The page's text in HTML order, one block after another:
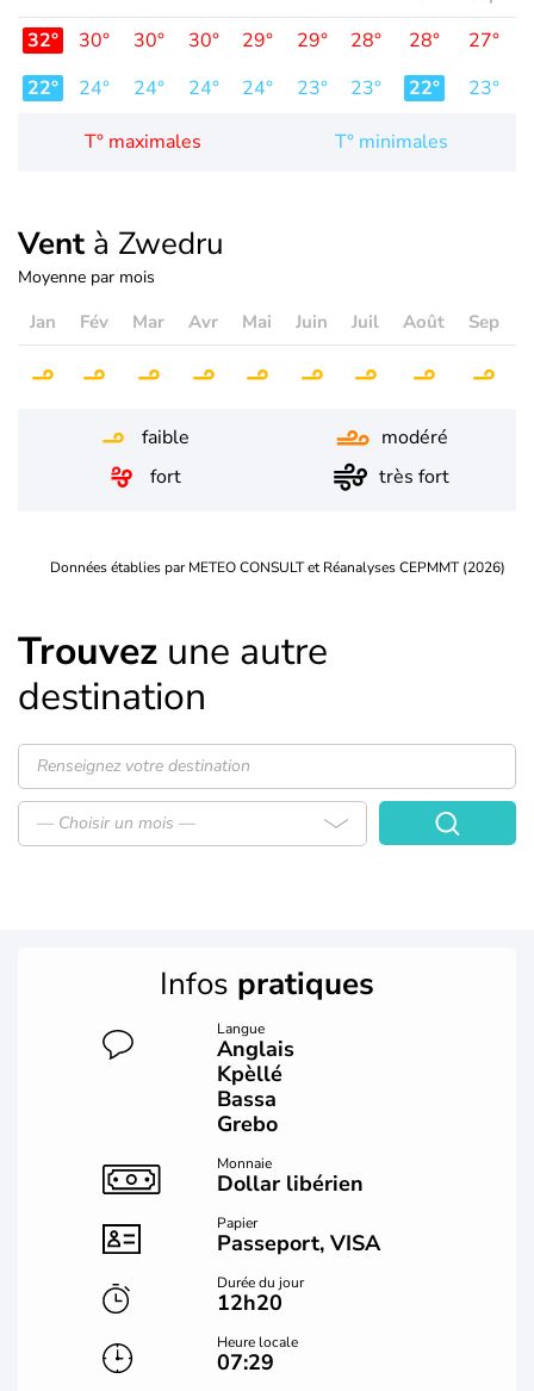
32° 30° 30° 30° 29° 29° 28° 28° 27°
22°
24° 24° 24° 24° 23° 23° 22° 23°
T° maximales T° minimales
Vent à Zwedru
Moyenne par mois
Jan Fév Mar Avr Mai Juin Juil Août Sep
faible
modéré
fort
très fort
Données établies par METEO CONSULT et Réanalyses CEPMMT (2026)
Trouvez une autre
destination
— Choisir un mois —
Infos pratiques
Langue
Anglais
Kpèllé
Bassa
Grebo
Monnaie
Dollar libérien
Papier
Passeport, VISA
Durée du jour
12h20
Heure locale
07:29